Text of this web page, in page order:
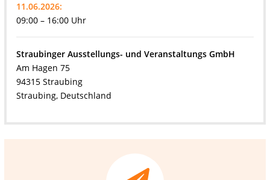
11.06.2026:
09:00 – 16:00 Uhr
Straubinger Ausstellungs- und Veranstaltungs GmbH
Am Hagen 75
94315 Straubing
Straubing, Deutschland